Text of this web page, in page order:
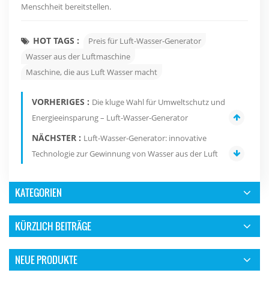
Menschheit bereitstellen.
HOT TAGS :
Preis für Luft-Wasser-Generator
Wasser aus der Luftmaschine
Maschine, die aus Luft Wasser macht
VORHERIGES : Die kluge Wahl für Umweltschutz und
Energieeinsparung – Luft-Wasser-Generator
NÄCHSTER : Luft-Wasser-Generator: innovative
Technologie zur Gewinnung von Wasser aus der Luft
KATEGORIEN
KÜRZLICH BEITRÄGE
NEUE PRODUKTE